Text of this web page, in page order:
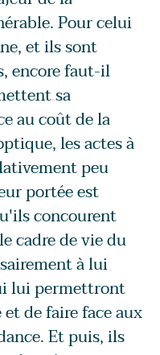
Pour celui
et ils sont
encore faut-il
sa
au coût de la
les actes à
peu
portée est
concourent
cadre de vie du
à lui
lui permettront
de faire face aux
Et puis, ils